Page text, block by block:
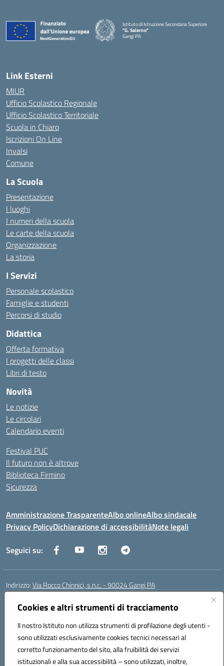
Cookies e altri strumenti di tracciamento
Il nostro Istituto non utilizza strumenti di profilazione degli utenti -
sono utilizzati esclusivamente cookies tecnici necessari al
corretto funzionamento del sito, alla fruibilità dei servizi
istituzionali e alla sua accessibilità – sono utilizzati, inoltre,
Istituto di Istruzione Secondaria Superiore
"G. Salerno"
Gangi PA
— Visita la pagina iniziale della scuola
Link Esterni
MIUR
Ufficio Scolastico Regionale
Ufficio Scolastico Territoriale
Scuola in Chiaro
Iscrizioni On Line
Invalsi
Comune
La Scuola
Presentazione
I luoghi
I numeri della scuola
Le carte della scuola
Organizzazione
La storia
I Servizi
Personale scolastico
Famiglie e studenti
Percorsi di studio
Didattica
Offerta formativa
I progetti delle classi
Libri di testo
Novità
Le notizie
Le circolari
Calendario eventi
Festival PUC
Il futuro non è altrove
Biblioteca Firmino
Sicurezza
Amministrazione TrasparenteAlbo onlineAlbo sindacale
Privacy PolicyDichiarazione di accessibilitàNote legali
Seguici su:
Indirizzo:Via Rocco Chinnici, s.n.c. - 90024 Gangi PA
Centralino:
Posta elettronica certificata (PEC):pais01700b@pec.istruzione.it
Codice fiscale: 95005290820
Codice meccanografico:pais01700b
Codice Indice delle Pubbliche Amministrazioni (IPA): istsc_pais01700b
Codice unico di fatturazione (CUF): UFM1W3